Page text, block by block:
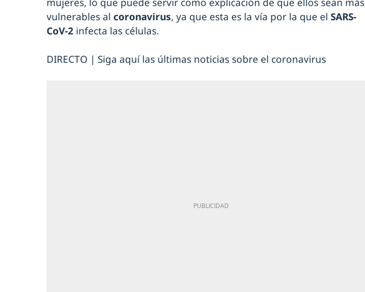
vulnerables al coronavirus, ya que esta es la vía por la que el SARS-
CoV-2 infecta las células.
DIRECTO | Siga aquí las últimas noticias sobre el coronavirus